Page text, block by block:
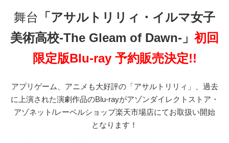
舞台 「アサルトリリィ・イルマ女子
美術高校-The Gleam of Dawn-」 初回
限定版Blu-ray 予約販売決定!!
アプリゲーム、アニメも大好評の「アサルトリリィ」、過去
に上演された演劇作品のBlu-rayがアゾンダイレクトストア・
アゾネット/レーベルショップ楽天市場店にてお取扱い開始
となります！